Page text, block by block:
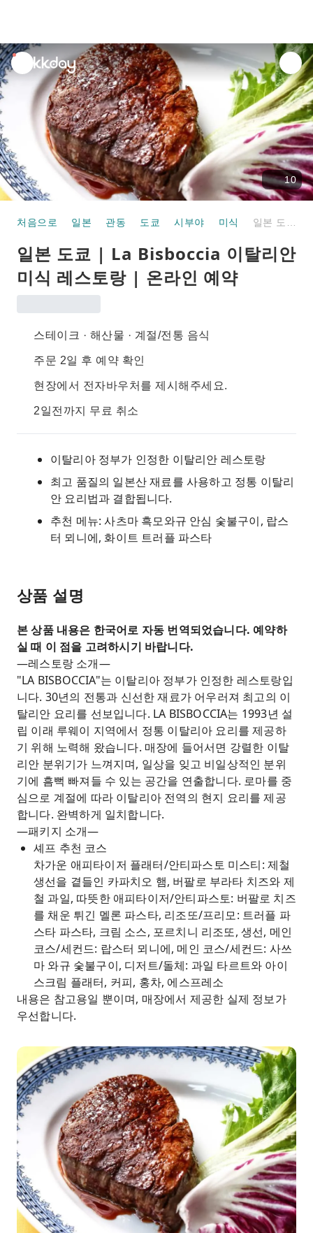
unread
notifications
10
처음으로 일본 관동 도쿄 시부야 미식
일본 도쿄 | La Bisboccia 이탈리안
미식 레스토랑 | 온라인 예약
스테이크 · 해산물 · 계절/전통 음식
주문 2일 후 예약 확인
현장에서 전자바우처를 제시해주세요.
2일전까지 무료 취소
이탈리아 정부가 인정한 이탈리안 레스토랑
최고 품질의 일본산 재료를 사용하고 정통 이탈리
안 요리법과 결합됩니다.
추천 메뉴: 사츠마 흑모와규 안심 숯불구이, 랍스
터 뫼니에, 화이트 트러플 파스타
상품 설명
본 상품 내용은 한국어로 자동 번역되었습니다. 예약하
실 때 이 점을 고려하시기 바랍니다.
―레스토랑 소개―
"LA BISBOCCIA"는 이탈리아 정부가 인정한 레스토랑입
니다. 30년의 전통과 신선한 재료가 어우러져 최고의 이
탈리안 요리를 선보입니다. LA BISBOCCIA는 1993년 설
립 이래 루웨이 지역에서 정통 이탈리아 요리를 제공하
기 위해 노력해 왔습니다. 매장에 들어서면 강렬한 이탈
리안 분위기가 느껴지며, 일상을 잊고 비일상적인 분위
기에 흠뻑 빠져들 수 있는 공간을 연출합니다. 로마를 중
심으로 계절에 따라 이탈리아 전역의 현지 요리를 제공
합니다. 완벽하게 일치합니다.
―패키지 소개―
셰프 추천 코스
차가운 애피타이저 플래터/안티파스토 미스티: 제철
생선을 곁들인 카파치오 햄, 버팔로 부라타 치즈와 제
철 과일, 따뜻한 애피타이저/안티파스토: 버팔로 치즈
를 채운 튀긴 멜론 파스타, 리조또/프리모: 트러플 파
스타 파스타, 크림 소스, 포르치니 리조또, 생선, 메인
코스/세컨드: 랍스터 뫼니에, 메인 코스/세컨드: 사쓰
마 와규 숯불구이, 디저트/돌체: 과일 타르트와 아이
스크림 플래터, 커피, 홍차, 에스프레소
내용은 참고용일 뿐이며, 매장에서 제공한 실제 정보가
우선합니다.